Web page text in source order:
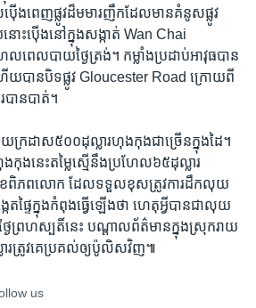
ង​ពេញផ្លូវ​ដ៏មមារញឹក​ដែលមាន​គំនូស​ផ្លូវ
ប៉ើងនៅក្នុង​សង្កាត់​ Wan Chai
េលបាយ​ថ្ងៃត្រង់។ ​កម្លាំង​ប្រដាប់អាវុធ​បាន​
យបាន​បិទផ្លូវ ​Gloucester ​Road ​ក្រោយពី​
ាន​បាត់។
រដាស​៥០០​ដុល្លារ​ហុងកុង​ជាច្រើន​ក្នុង​ដៃ។
កុង​នេះ​តម្លៃ​ស្មើនឹង​ប្រហែល​៦៥​ដុល្លារ​
ខ​ពិភពលោក​ ដែល​ទទួលខុស​ត្រូវ​ការដឹក​លុយ​
ត​ផ្ទៃក្នុង​កំពុង​ធ្វើឡើង​ថា​ ហេតុអ្វី​បាន​ជា​លុយ​
ៃ​ព្រហស្បតិ៍​នេះ ​បណ្តាល​ព័ត៌មាន​ក្នុងស្រុក​រាយ​
ត្រូវ​គេប្រគល់​ឲ្យប៉ូលិស​វិញ៕
us